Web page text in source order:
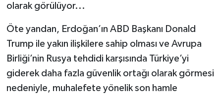
olarak görülüyor...
Öte yandan, Erdoğan’ın ABD Başkanı Donald
Trump ile yakın ilişkilere sahip olması ve Avrupa
Birliği’nin Rusya tehdidi karşısında Türkiye’yi
giderek daha fazla güvenlik ortağı olarak görmesi
nedeniyle, muhalefete yönelik son hamle